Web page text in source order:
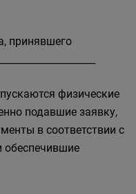
принявшего
физические
подавшие заявку,
в соответствии с